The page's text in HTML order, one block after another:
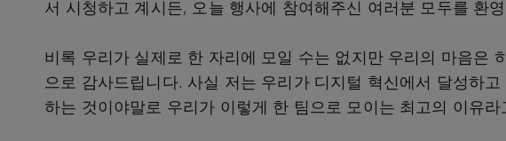
서 시청하고 계시든, 오늘 행사에 참여해주신 여러분 모두를 환
비록 우리가 실제로 한 자리에 모일 수는 없지만 우리의 마음은
으로 감사드립니다. 사실 저는 우리가 디지털 혁신에서 달성하
하는 것이야말로 우리가 이렇게 한 팀으로 모이는 최고의 이유라